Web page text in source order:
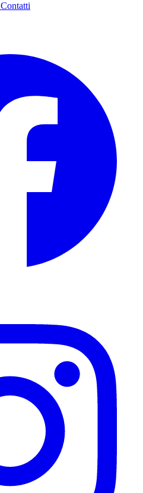
Contatti